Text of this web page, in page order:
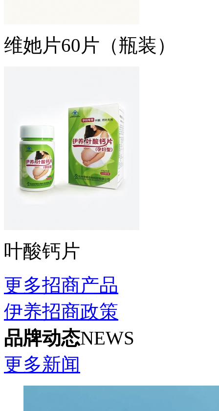
维她片60片（瓶装）
叶酸钙片
更多招商产品
伊养招商政策
品牌动态NEWS
更多新闻